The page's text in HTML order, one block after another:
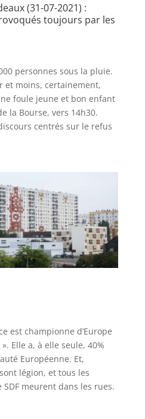
(31-07-2021) :
toujours par les
personnes sous la pluie.
et moins, certainement,
foule jeune et bon enfant
la Bourse, vers 14h30.
centrés sur le refus
est championne d’Europe
Elle a, à elle seule, 40%
Européenne. Et,
légion, et tous les
meurent dans les rues.